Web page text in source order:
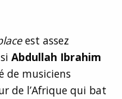
est assez
Abdullah Ibrahim
de musiciens
de l’Afrique qui bat